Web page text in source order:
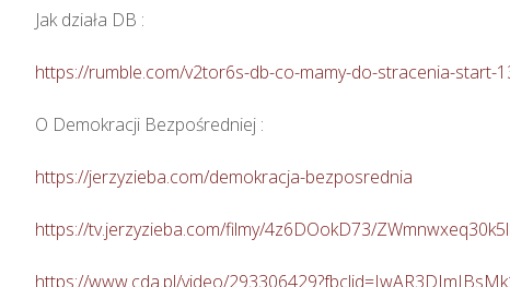
Jak działa DB :
https://rumble.com/v2tor6s-db-co-mamy-do-stracenia-start-
O Demokracji Bezpośredniej :
https://jerzyzieba.com/demokracja-bezposrednia
https://tv.jerzyzieba.com/filmy/4z6DOokD73/
https://www.cda.pl/video/